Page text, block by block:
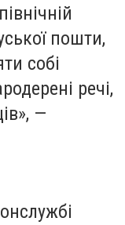
пошти,
собі
речі,
—